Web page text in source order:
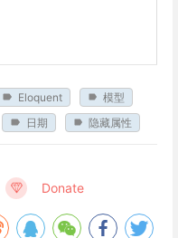
Eloquent
模型
日期 隐藏属性
Donate